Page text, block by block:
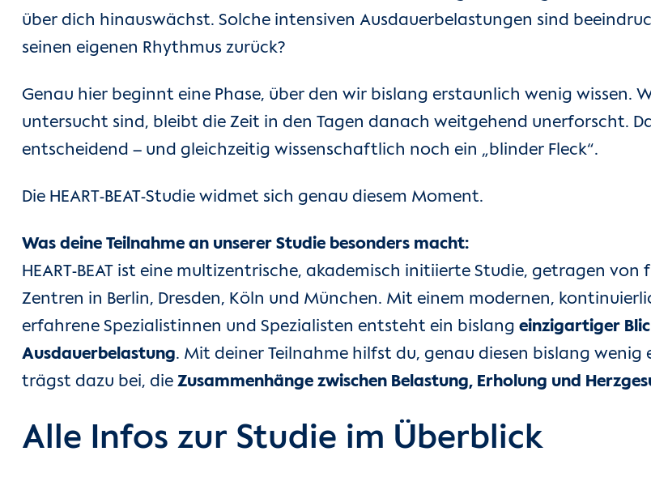
über dich hinauswächst. Solche intensiven Ausdauerbelastungen sind
seinen eigenen Rhythmus zurück?
Genau hier beginnt eine Phase, über den wir bislang erstaunlich wenig
untersucht sind, bleibt die Zeit in den Tagen danach weitgehend unerforscht.
entscheidend – und gleichzeitig wissenschaftlich noch ein „blinder Fleck“.
Die HEART-BEAT-Studie widmet sich genau diesem Moment.
Was deine Teilnahme an unserer Studie besonders macht:
HEART-BEAT ist eine multizentrische, akademisch initiierte Studie, getragen
Zentren in Berlin, Dresden, Köln und München. Mit einem modernen,
erfahrene Spezialistinnen und Spezialisten entsteht ein bislang einzigartiger
Ausdauerbelastung. Mit deiner Teilnahme hilfst du, genau diesen bislang
trägst dazu bei, die Zusammenhänge zwischen Belastung, Erholung und
Alle Infos zur Studie im Überblick